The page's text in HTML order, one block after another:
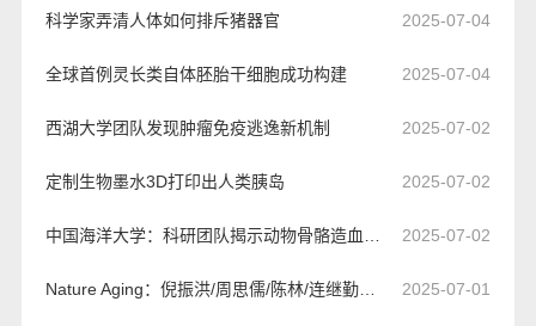
科学家弄清人体如何排斥猪器官 2025-07-04
全球首例灵长类自体胚胎干细胞成功构建 2025-07-04
西湖大学团队发现肿瘤免疫逃逸新机制 2025-07-02
定制生物墨水3D打印出人类胰岛 2025-07-02
2025-07-02
Nature Aging：倪振洪/周思儒/陈林/连继勤团队发现，心脏药物辅酶Q10可通过抑制铁死亡，改善骨关节炎相关肌肉萎缩 2025-07-01